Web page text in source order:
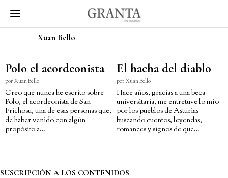
Xuan Bello
Polo el acordeonista
porXuan Bello
Creo que nunca he escrito sobre
Polo, el acordeonista de San
Frichosu, una de esas personas que,
de haber venido con algún
propósito a…
El hacha del diablo
porXuan Bello
Hace años, gracias a una beca
universitaria, me entretuve lo mío
por los pueblos de Asturias
buscando cuentos, leyendas,
romances y signos de que…
SUSCRIPCIÓN A LOS CONTENIDOS